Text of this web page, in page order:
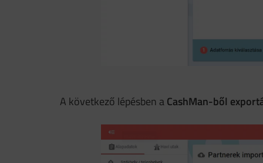
A következő lépésben aCashMan-ből